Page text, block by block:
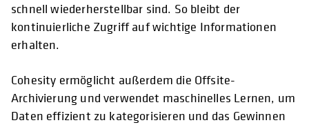
schnell wiederherstellbar sind. So bleibt der
kontinuierliche Zugriff auf wichtige Informationen
erhalten.
Cohesity ermöglicht außerdem die Offsite-
Archivierung und verwendet maschinelles Lernen, um
Daten effizient zu kategorisieren und das Gewinnen